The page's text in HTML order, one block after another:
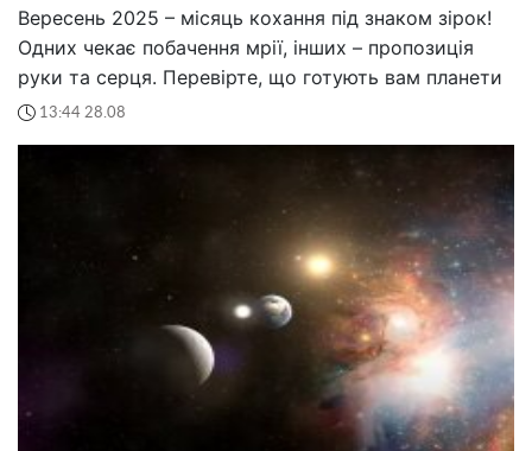
Вересень 2025 – місяць кохання під знаком зірок!
Одних чекає побачення мрії, інших – пропозиція
руки та серця. Перевірте, що готують вам планети
13:44 28.08